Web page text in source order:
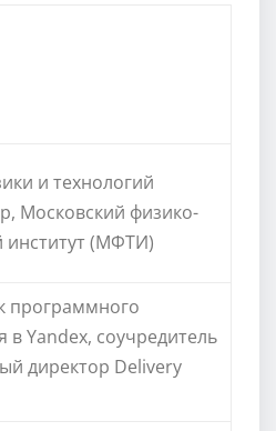
и технологий
Московский физико-
институт (МФТИ)
программного
в Yandex, соучредитель
директор Delivery